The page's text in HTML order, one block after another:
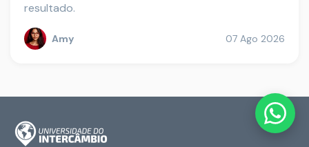
resultado.
Amy 07 Ago 2026